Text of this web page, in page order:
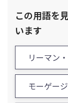
この用語を
います
リーマン
モーゲー